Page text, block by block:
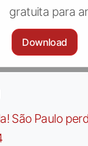
gratuita para
Download
São Paulo